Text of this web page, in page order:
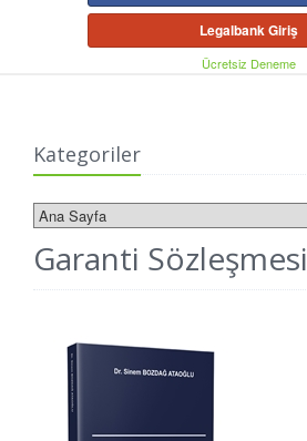
Legalbank Giriş
Ücretsiz Deneme
Kategoriler
Garanti Sözleşmesi